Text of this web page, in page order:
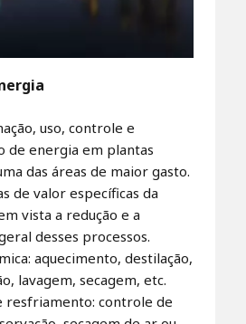
uso, controle e
de energia em plantas
das áreas de maior gasto.
de valor específicas da
vista a redução e a
desses processos.
aquecimento, destilação,
lavagem, secagem, etc.
resfriamento: controle de